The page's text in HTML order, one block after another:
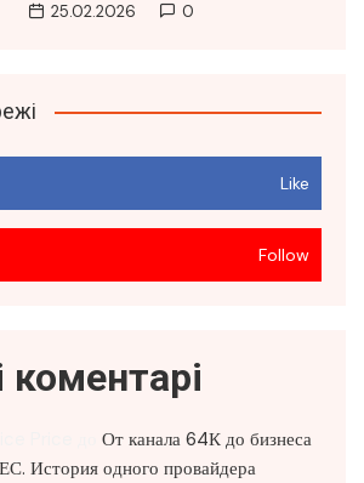
25.02.2026 0
Like
Follow
коментарі
От канала 64К до бизнеса
История одного провайдера